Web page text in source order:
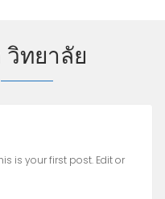
ทยาลัย
is your first post. Edit or